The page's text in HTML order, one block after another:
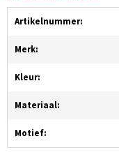
Artikelnummer:
Merk:
Kleur:
Materiaal:
Motief: